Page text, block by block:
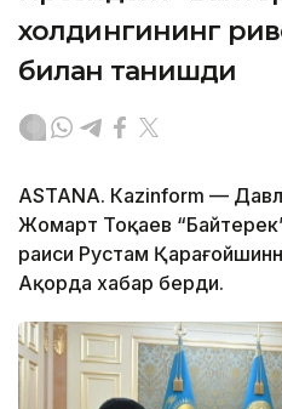
холдингининг
билан танишди
ASTANА. Каzinform —
Жомарт Тоқаев
раиси Рустам
Ақорда хабар берди.